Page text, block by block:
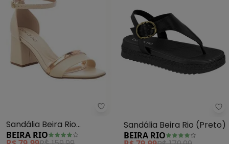
Beira Rio - Sandália Beira Rio
Sandália Beira Rio
(Creme) em Sintético
BEIRA RIO
Sandália Beira Rio (Preto)
BEIRA RIO